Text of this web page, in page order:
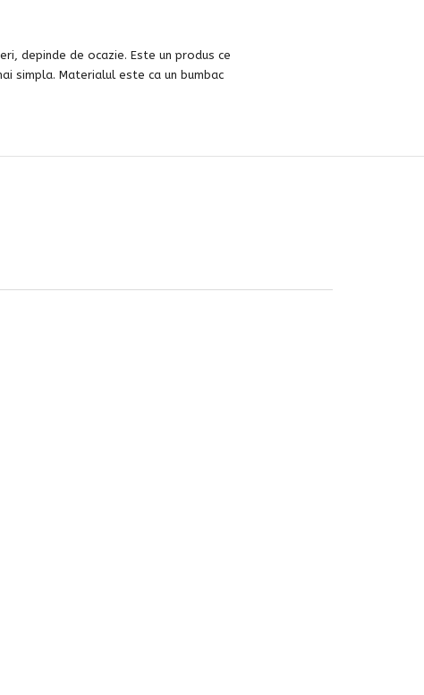
depinde de ocazie. Este un produs ce
simpla. Materialul este ca un bumbac